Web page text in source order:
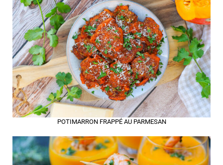
POTIMARRON FRAPPÉ AU PARMESAN